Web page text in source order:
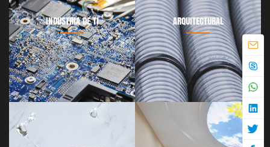
INDUSTRIA DE TI ARQUITECTURAL